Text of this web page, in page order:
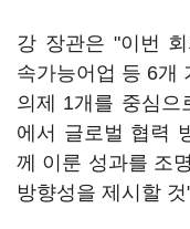
강 장관은 "이번
속가능어업 등 6개
의제 1개를 중심으
에서 글로벌 협력
께 이룬 성과를 조
방향성을 제시할